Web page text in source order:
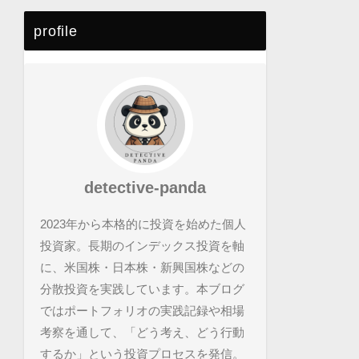
profile
detective-panda
2023年から本格的に投資を始めた個人
投資家。長期のインデックス投資を軸
に、米国株・日本株・新興国株などの
分散投資を実践しています。本ブログ
ではポートフォリオの実践記録や相場
考察を通して、「どう考え、どう行動
するか」という投資プロセスを発信。